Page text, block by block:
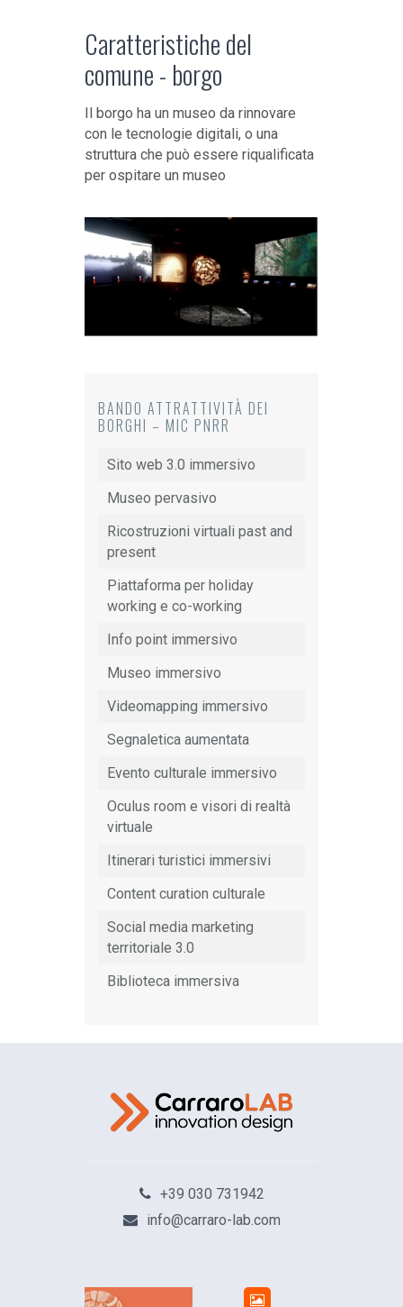
Caratteristiche del
comune - borgo
Il borgo ha un museo da rinnovare
con le tecnologie digitali, o una
struttura che può essere riqualificata
per ospitare un museo
BANDO ATTRATTIVITÀ DEI
BORGHI – MIC PNRR
Sito web 3.0 immersivo
Museo pervasivo
Ricostruzioni virtuali past and
present
Piattaforma per holiday
working e co-working
Info point immersivo
Museo immersivo
Videomapping immersivo
Segnaletica aumentata
Evento culturale immersivo
Oculus room e visori di realtà
virtuale
Itinerari turistici immersivi
Content curation culturale
Social media marketing
territoriale 3.0
Biblioteca immersiva
+39 030 731942
info@carraro-lab.com